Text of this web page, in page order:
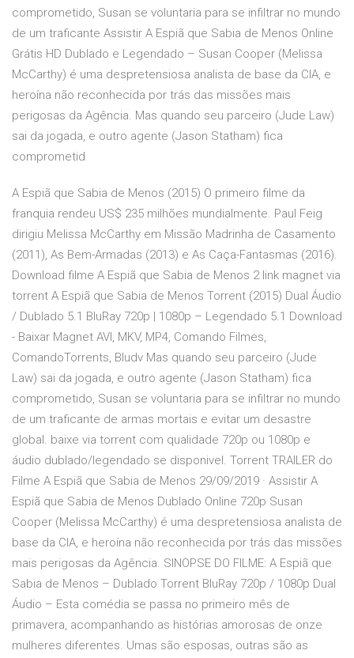
comprometido, Susan se voluntaria para se infiltrar no mundo
de um traficante Assistir A Espiã que Sabia de Menos Online
Grátis HD Dublado e Legendado – Susan Cooper (Melissa
McCarthy) é uma despretensiosa analista de base da CIA, e
heroína não reconhecida por trás das missões mais
perigosas da Agência. Mas quando seu parceiro (Jude Law)
sai da jogada, e outro agente (Jason Statham) fica
comprometid
A Espiã que Sabia de Menos (2015) O primeiro filme da
franquia rendeu US$ 235 milhões mundialmente. Paul Feig
dirigiu Melissa McCarthy em Missão Madrinha de Casamento
(2011), As Bem-Armadas (2013) e As Caça-Fantasmas (2016).
Download filme A Espiã que Sabia de Menos 2 link magnet via
torrent A Espiã que Sabia de Menos Torrent (2015) Dual Áudio
/ Dublado 5.1 BluRay 720p | 1080p – Legendado 5.1 Download
- Baixar Magnet AVI, MKV, MP4, Comando Filmes,
ComandoTorrents, Bludv Mas quando seu parceiro (Jude
Law) sai da jogada, e outro agente (Jason Statham) fica
comprometido, Susan se voluntaria para se infiltrar no mundo
de um traficante de armas mortais e evitar um desastre
global. baixe via torrent com qualidade 720p ou 1080p e
áudio dublado/legendado se disponivel. Torrent TRAILER do
Filme A Espiã que Sabia de Menos 29/09/2019 · Assistir A
Espiã que Sabia de Menos Dublado Online 720p Susan
Cooper (Melissa McCarthy) é uma despretensiosa analista de
base da CIA, e heroína não reconhecida por trás das missões
mais perigosas da Agência. SINOPSE DO FILME: A Espiã que
Sabia de Menos – Dublado Torrent BluRay 720p / 1080p Dual
Áudio – Esta comédia se passa no primeiro mês de
primavera, acompanhando as histórias amorosas de onze
mulheres diferentes. Umas são esposas, outras são as